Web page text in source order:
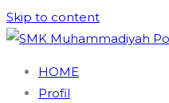
Skip to content
SMK Muhammadiyah
Unggul dan Berdaya Saing
HOME
Profil